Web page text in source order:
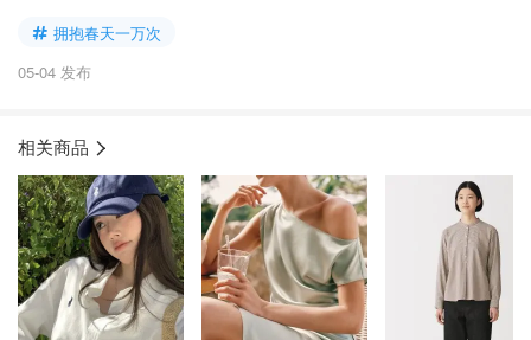
拥抱春天一万次
05-04 发布
相关商品